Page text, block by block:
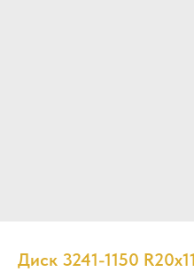
Диск 3241-1150